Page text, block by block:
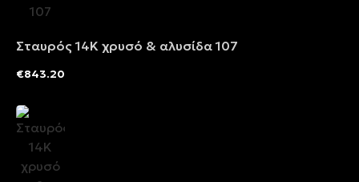
Σταυρός 14Κ χρυσό & αλυσίδα 107
€843.20